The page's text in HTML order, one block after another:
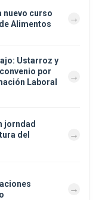
nuevo curso
Alimentos
Ustarroz y
por
Laboral
jorndad
del